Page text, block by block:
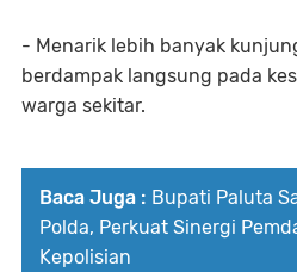
- Menarik lebih banyak
berdampak langsung pada
warga sekitar.⁣
Baca Juga : Bupati Paluta
Polda, Perkuat Sinergi
Kepolisian